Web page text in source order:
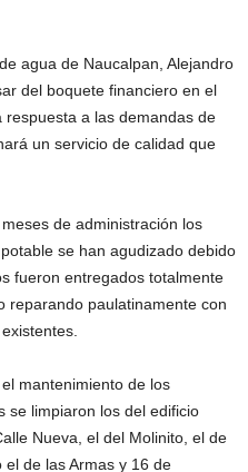
agua de Naucalpan, Alejandro
del boquete financiero en el
respuesta a las demandas de
un servicio de calidad que
de administración los
se han agudizado debido
fueron entregados totalmente
reparando paulatinamente con
mantenimiento de los
se limpiaron los del edificio
Nueva, el del Molinito, el de
de las Armas y 16 de